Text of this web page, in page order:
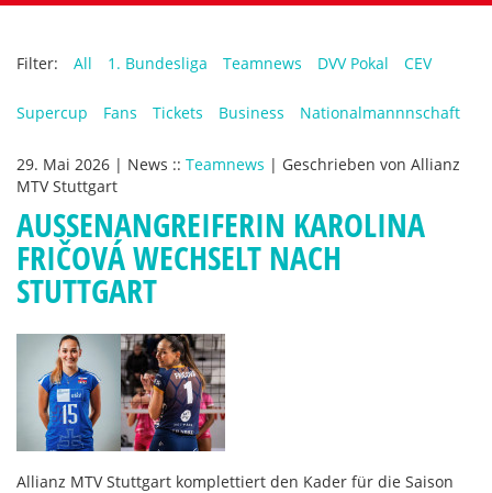
Filter: All 1. Bundesliga Teamnews DVV Pokal CEV
Supercup Fans Tickets Business Nationalmannnschaft
29. Mai 2026 | News :: Teamnews | Geschrieben von Allianz
MTV Stuttgart
AUSSENANGREIFERIN KAROLINA F
RIČOVÁ WECHSELT NACH S
TUTTGART
Allianz MTV Stuttgart komplettiert den Kader für die Saison